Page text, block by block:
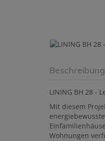
Beschreibung
LINING BH 28 -
Mit diesem
Wohnungen